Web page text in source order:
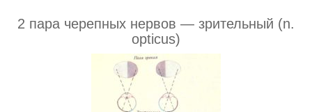
2 пара черепных нервов — зрительный (n.
opticus)